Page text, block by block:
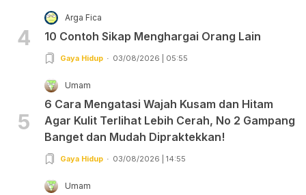
4
Arga Fica
10 Contoh Sikap Menghargai Orang Lain
Gaya Hidup 03/08/2026 | 05:55
5
Umam
6 Cara Mengatasi Wajah Kusam dan Hitam
Agar Kulit Terlihat Lebih Cerah, No 2 Gampang
Banget dan Mudah Dipraktekkan!
Gaya Hidup 03/08/2026 | 14:55
Umam